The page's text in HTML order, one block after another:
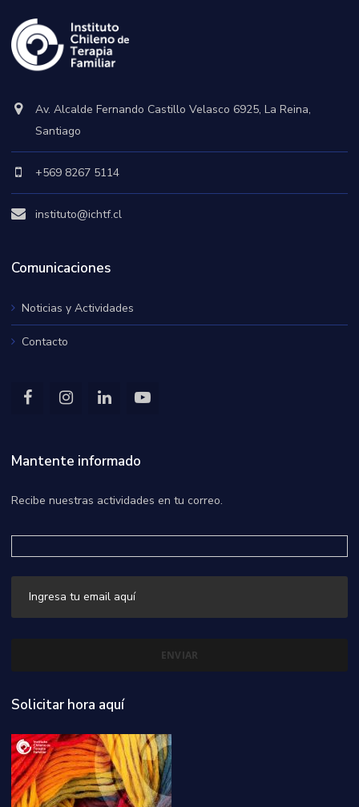
Av. Alcalde Fernando Castillo Velasco 6925, La Reina,
Santiago
+569 8267 5114
instituto@ichtf.cl
Comunicaciones
Noticias y Actividades
Contacto
Mantente informado
Recibe nuestras actividades en tu correo.
Solicitar hora aquí